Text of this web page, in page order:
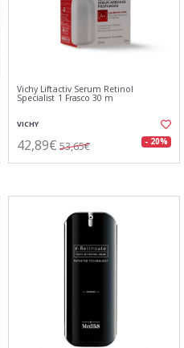
Vichy Liftactiv Serum Retinol
Specialist 1 Frasco 30 m
VICHY
42,89€ 53,65€ - 20%